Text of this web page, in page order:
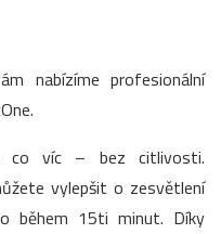
nabízíme profesionální
co víc – bez citlivosti.
vylepšit o zesvětlení
během 15ti minut. Díky